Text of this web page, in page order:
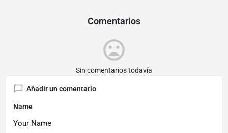
Comentarios
mood_bad
Sin comentarios todavía
Añadir un comentario
Name